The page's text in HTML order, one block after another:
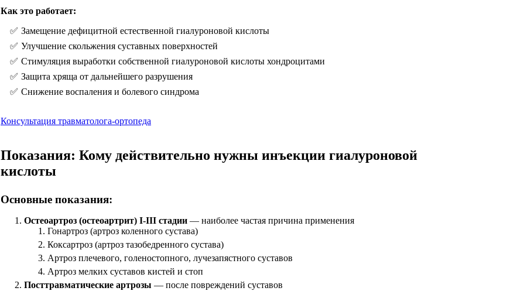
Как это работает:
Замещение дефицитной естественной гиалуроновой кислоты
Улучшение скольжения суставных поверхностей
Стимуляция выработки собственной гиалуроновой кислоты хондроцитами
Защита хряща от дальнейшего разрушения
Снижение воспаления и болевого синдрома
Консультация травматолога-ортопеда
Показания: Кому действительно нужны инъекции гиалуроновой
кислоты
Основные показания:
Остеоартроз (остеоартрит) I-III стадии — наиболее частая причина применения
Гонартроз (артроз коленного сустава)
Коксартроз (артроз тазобедренного сустава)
Артроз плечевого, голеностопного, лучезапястного суставов
Артроз мелких суставов кистей и стоп
Посттравматические артрозы — после повреждений суставов